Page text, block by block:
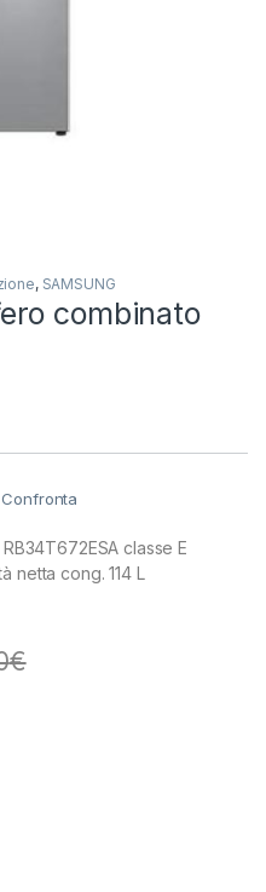
, SAMSUNG
combinato
Confronta
classe E
netta cong. 114 L
€